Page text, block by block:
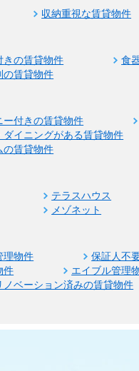
収納重視な賃貸物件
きの賃貸物件 食
の賃貸物件
ー付きの賃貸物件
ダイニングがある賃貸物件
の賃貸物件
テラスハウス
メゾネット
理物件 保証人不
件
エイブル管理
ノベーション済みの賃貸物件